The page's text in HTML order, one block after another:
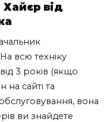
від
всю техніку
3 років (якщо
на сайті та
вона
ви знайдете